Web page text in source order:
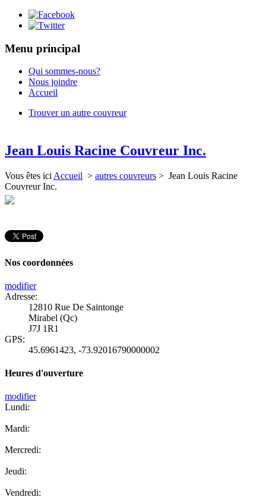
Menu principal
Qui sommes-nous?
Nous joindre
Accueil
Trouver un autre couvreur
Jean Louis Racine Couvreur Inc.
Vous êtes ici Accueil > autres couvreurs > Jean Louis Racine
Couvreur Inc.
Nos coordonnées
modifier
Adresse:
12810 Rue De Saintonge
Mirabel (Qc)
J7J 1R1
GPS:
45.6961423, -73.92016790000002
Heures d'ouverture
modifier
Lundi:
Mardi:
Mercredi:
Jeudi:
Vendredi: